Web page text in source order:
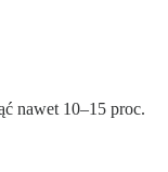
nawet 10–15 proc.